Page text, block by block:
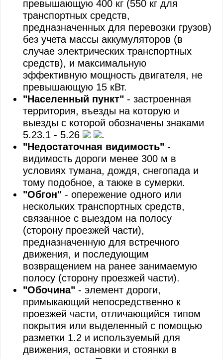
превышающую 400 кг (550 кг для
транспортных средств,
предназначенных для перевозки грузов)
без учета массы аккумуляторов (в
случае электрических транспортных
средств), и максимальную
эффективную мощность двигателя, не
превышающую 15 кВт.
"Населенный пункт" - застроенная
территория, въезды на которую и
выезды с которой обозначены знаками
5.23.1 - 5.26
.
"Недостаточная видимость" -
видимость дороги менее 300 м в
условиях тумана, дождя, снегопада и
тому подобное, а также в сумерки.
"Обгон" - опережение одного или
нескольких транспортных средств,
связанное с выездом на полосу
(сторону проезжей части),
предназначенную для встречного
движения, и последующим
возвращением на ранее занимаемую
полосу (сторону проезжей части).
"Обочина" - элемент дороги,
примыкающий непосредственно к
проезжей части, отличающийся типом
покрытия или выделенный с помощью
разметки 1.2 и используемый для
движения, остановки и стоянки в